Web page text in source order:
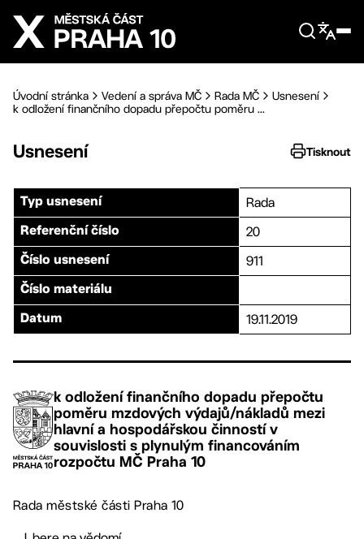
Přejít na hlavní obsah
Úvodní stránka Vedení a správa MČ Rada MČ
Usnesení
k odložení finančního dopadu přepočtu poměru ...
Usnesení Tisknout
Typ usnesení Rada
Referenční číslo 20
Číslo usnesení 911
Číslo materiálu
Datum 19.11.2019
k odložení finančního dopadu přepočtu
poměru mzdových výdajů/nákladů mezi
hlavní a hospodářskou činností v
souvislosti s plynulým financováním
rozpočtu MČ Praha 10
Rada městské části Praha 10